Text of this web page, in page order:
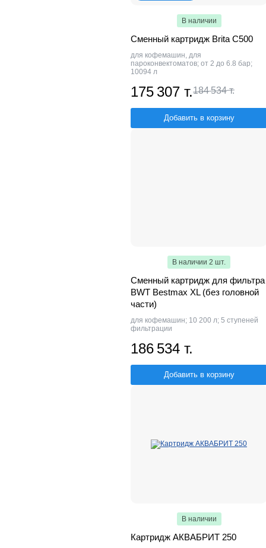
В наличии
Сменный картридж Brita C500
для кофемашин, для
пароконвектоматов; от 2 до 6.8 бар;
10094 л
175 307 т.184 534 т.
Добавить в корзину
В наличии 2 шт.
Сменный картридж для фильтра
BWT Bestmax XL (без головной
части)
для кофемашин; 10 200 л; 5 ступеней
фильтрации
186 534 т.
Добавить в корзину
В наличии
Картридж АКВАБРИТ 250